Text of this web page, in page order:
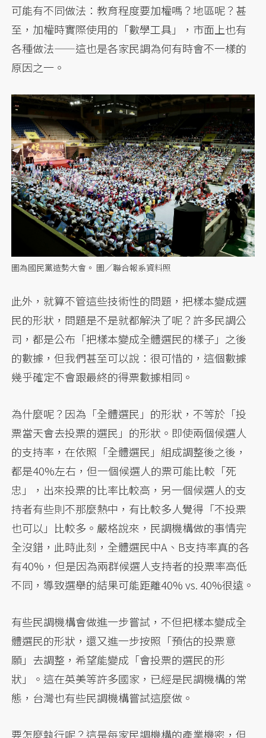
可能有不同做法：教育程度要加權嗎？地區呢？甚
至，加權時實際使用的「數學工具」，市面上也有
各種做法——這也是各家民調為何有時會不一樣的
原因之一。
圖為國民黨造勢大會。 圖／聯合報系資料照
此外，就算不管這些技術性的問題，把樣本變成選
民的形狀，問題是不是就都解決了呢？許多民調公
司，都是公布「把樣本變成全體選民的樣子」之後
的數據，但我們甚至可以說：很可惜的，這個數據
幾乎確定不會跟最終的得票數據相同。
為什麼呢？因為「全體選民」的形狀，不等於「投
票當天會去投票的選民」的形狀。即使兩個候選人
的支持率，在依照「全體選民」組成調整後之後，
都是40%左右，但一個候選人的票可能比較「死
忠」，出來投票的比率比較高，另一個候選人的支
持者有些則不那麼熱中，有比較多人覺得「不投票
也可以」比較多。嚴格說來，民調機構做的事情完
全沒錯，此時此刻，全體選民中A、B支持率真的各
有40%，但是因為兩群候選人支持者的投票率高低
不同，導致選舉的結果可能距離40% vs. 40%很遠。
有些民調機構會做進一步嘗試，不但把樣本變成全
體選民的形狀，還又進一步按照「預估的投票意
願」去調整，希望能變成「會投票的選民的形
狀」。這在英美等許多國家，已經是民調機構的常
態，台灣也有些民調機構嘗試這麼做。
要怎麼執行呢？這是每家民調機構的產業機密，但